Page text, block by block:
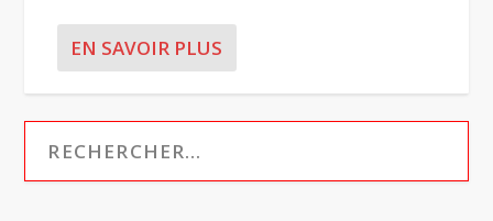
EN SAVOIR PLUS